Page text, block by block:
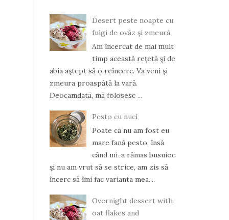
Desert peste noapte cu
fulgi de ovăz şi zmeură
Am încercat de mai mult
timp această reţetă şi de
abia aştept să o reîncerc. Va veni şi
zmeura proaspătă la vară.
Deocamdată, mă folosesc ...
Pesto cu nuci
Poate că nu am fost eu
mare fană pesto, însă
când mi-a rămas busuioc
şi nu am vrut să se strice, am zis să
încerc să îmi fac varianta mea....
Overnight dessert with
oat flakes and